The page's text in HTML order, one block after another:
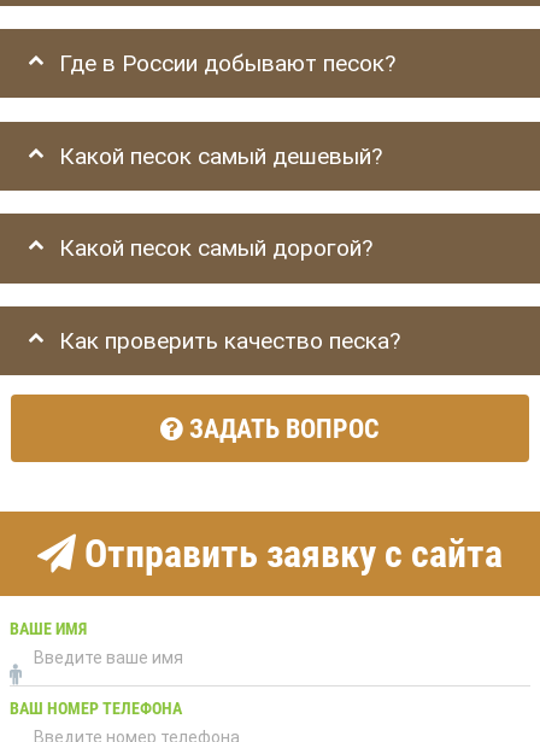
Где в России добывают песок?
Какой песок самый дешевый?
Какой песок самый дорогой?
Как проверить качество песка?
ЗАДАТЬ ВОПРОС
Отправить заявку с сайта
ВАШЕ ИМЯ
ВАШ НОМЕР ТЕЛЕФОНА